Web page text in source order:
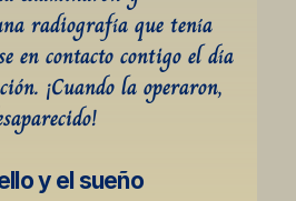
radiografía que tenía
en contacto contigo el día
¡Cuando la operaron,
y el sueño